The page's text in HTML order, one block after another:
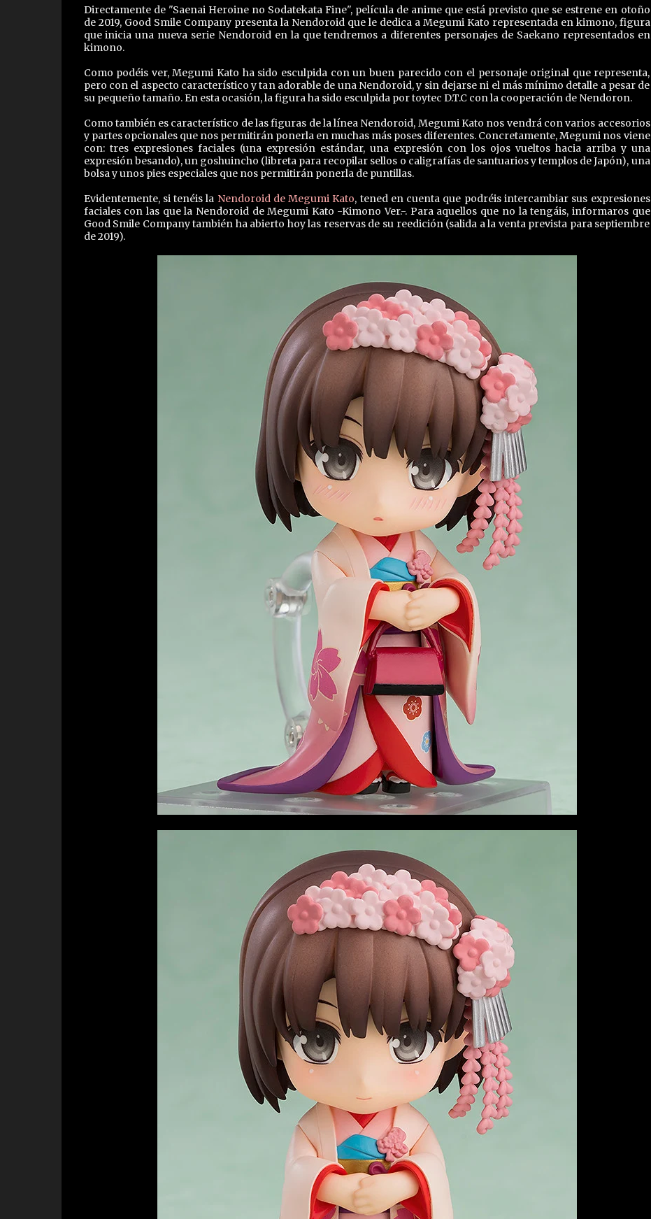
Directamente de "Saenai Heroine no Sodatekata Fine", película de anime que está previsto que se estrene en otoño
de 2019, Good Smile Company presenta la Nendoroid que le dedica a Megumi Kato representada en kimono, figura
que inicia una nueva serie Nendoroid en la que tendremos a diferentes personajes de Saekano representados en
kimono.
Como podéis ver, Megumi Kato ha sido esculpida con un buen parecido con el personaje original que representa,
pero con el aspecto característico y tan adorable de una Nendoroid, y sin dejarse ni el más mínimo detalle a pesar de
su pequeño tamaño. En esta ocasión, la figura ha sido esculpida por toytec D.T.C con la cooperación de Nendoron.
Como también es característico de las figuras de la línea Nendoroid, Megumi Kato nos vendrá con varios accesorios
y partes opcionales que nos permitirán ponerla en muchas más poses diferentes. Concretamente, Megumi nos viene
con: tres expresiones faciales (una expresión estándar, una expresión con los ojos vueltos hacia arriba y una
expresión besando), un goshuincho (libreta para recopilar sellos o caligrafías de santuarios y templos de Japón), una
bolsa y unos pies especiales que nos permitirán ponerla de puntillas.
Evidentemente, si tenéis la Nendoroid de Megumi Kato, tened en cuenta que podréis intercambiar sus expresiones
faciales con las que la Nendoroid de Megumi Kato -Kimono Ver.-. Para aquellos que no la tengáis, informaros que
Good Smile Company también ha abierto hoy las reservas de su reedición (salida a la venta prevista para septiembre
de 2019).